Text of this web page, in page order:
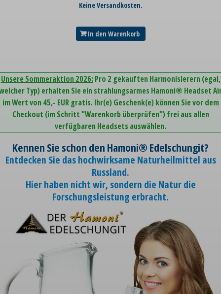
Keine Versandkosten.
In den Warenkorb
Unsere Sommeraktion 2026: Pro 2 gekauften Harmonisierern (egal,
Typ) erhalten Sie ein strahlungsarmes Hamoni® Headset
im Wert von 45,- EUR gratis. Ihr(e) Geschenk(e) können Sie vor dem
Checkout (im Schritt "Warenkorb überprüfen") frei aus allen
verfügbaren Headsets auswählen.
Kennen Sie schon den Hamoni® Edelschungit?
Entdecken Sie das hochwirksame Naturheilmittel aus
Russland.
Hier haben nicht wir, sondern die Natur die
Forschungsleistung erbracht.